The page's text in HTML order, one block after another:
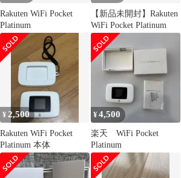
Rakuten WiFi Pocket
Platinum
【新品未開封】Rakuten
WiFi Pocket Platinum
¥ 2,500
Rakuten WiFi Pocket
Platinum 本体
¥4,500
楽天 WiFi Pocket
Platinum